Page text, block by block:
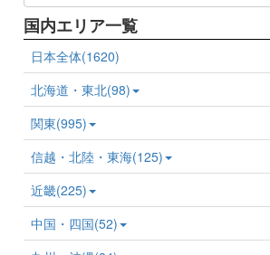
国内エリア一覧
日本全体(1620)
北海道・東北(98)
関東(995)
信越・北陸・東海(125)
近畿(225)
中国・四国(52)